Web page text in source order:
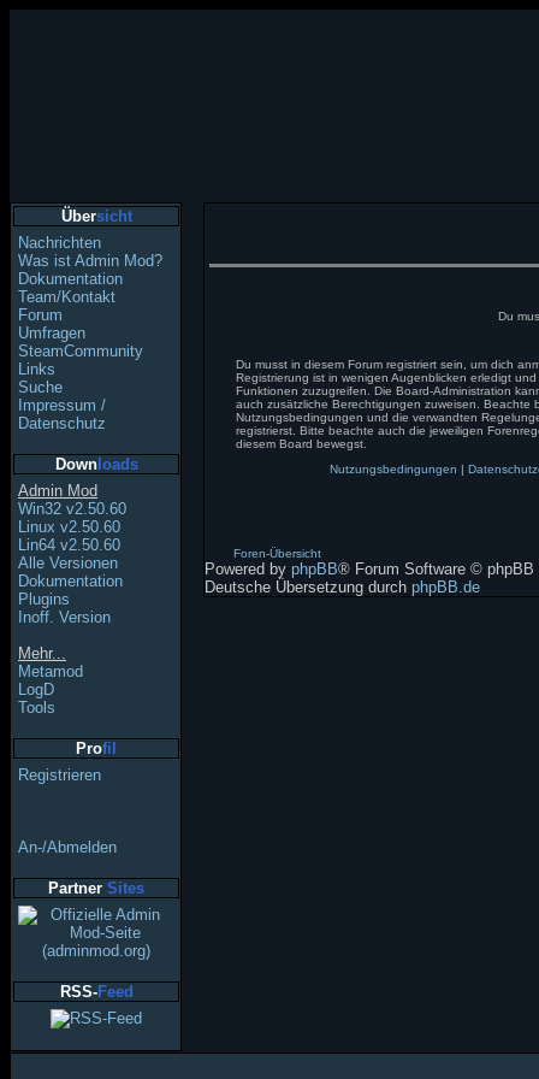
Übersicht
Nachrichten
Was ist Admin Mod?
Dokumentation
Team/Kontakt
Forum
Umfragen
SteamCommunity
Links
Suche
Impressum /
Datenschutz
Downloads
Admin Mod
Win32 v2.50.60
Linux v2.50.60
Lin64 v2.50.60
Alle Versionen
Dokumentation
Plugins
Inoff. Version
Mehr...
Metamod
LogD
Tools
Profil
Registrieren
An-/Abmelden
Partner Sites
RSS-Feed
Du
Du musst in diesem Forum registriert sein, um dich
Registrierung ist in wenigen Augenblicken erledigt
Funktionen zuzugreifen. Die Board-Administration
auch zusätzliche Berechtigungen zuweisen. Beachte
Nutzungsbedingungen und die verwandten
registrierst. Bitte beachte auch die jeweiligen
diesem Board bewegst.
Nutzungsbedingungen |
Foren-Übersicht
Powered by phpBB® Forum Software © phpBB
Deutsche Übersetzung durch phpBB.de